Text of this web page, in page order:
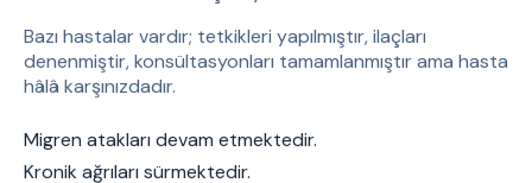
Bazı hastalar vardır; tetkikleri yapılmıştır, ilaçları
denenmiştir, konsültasyonları tamamlanmıştır ama hasta
hâlâ karşınızdadır.
Migren atakları devam etmektedir.
Kronik ağrıları sürmektedir.